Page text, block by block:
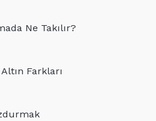
Ne Takılır?
Farkları